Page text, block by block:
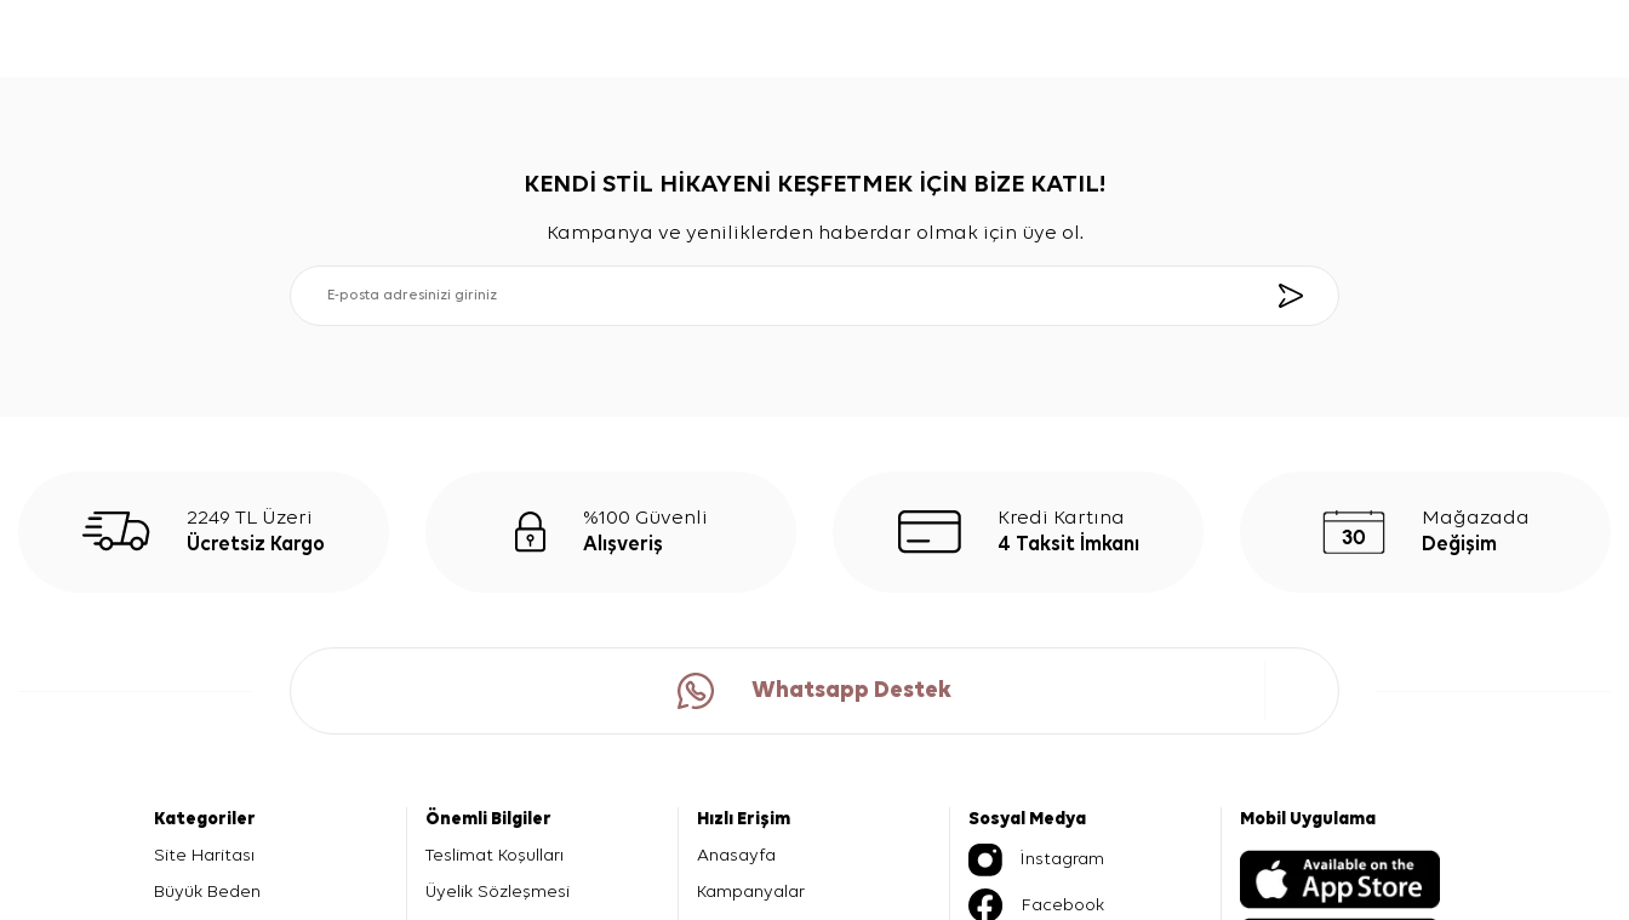
KENDİ STİL HİKAYENİ KEŞFETMEK İÇİN BİZE KATIL!
Kampanya ve yeniliklerden haberdar olmak için üye ol.
2249 TL Üzeri
Ücretsiz Kargo
%100 Güvenli
Alışveriş
Kredi Kartına
4 Taksit İmkanı
Mağazada
Değişim
Whatsapp Destek
Kategoriler
Site Haritası
Büyük Beden
Önemli Bilgiler
Teslimat Koşulları
Üyelik Sözleşmesi
Hızlı Erişim
Anasayfa
Kampanyalar
Sosyal Medya
İnstagram
Facebook
Mobil Uygulama